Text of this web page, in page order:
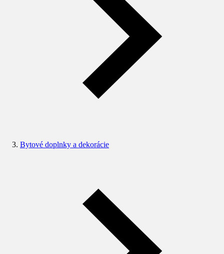
Bytové doplnky a dekorácie